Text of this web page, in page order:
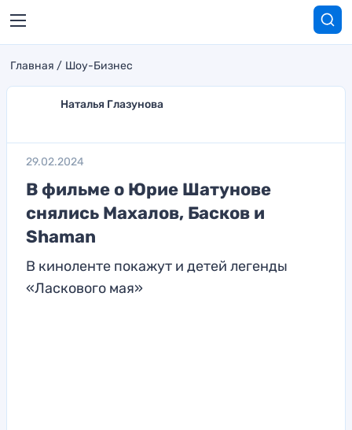
Главная Шоу-Бизнес
Наталья Глазунова
29.02.2024
В фильме о Юрие Шатунове
снялись Махалов, Басков и
Shaman
В киноленте покажут и детей легенды
«Ласкового мая»